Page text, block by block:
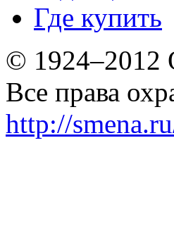
Где купить
© 1924–2012
Все права
http://